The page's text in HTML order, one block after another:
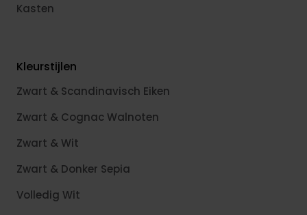
Kasten
Kleurstijlen
Zwart & Scandinavisch Eiken
Zwart & Cognac Walnoten
Zwart & Wit
Zwart & Donker Sepia
Volledig Wit